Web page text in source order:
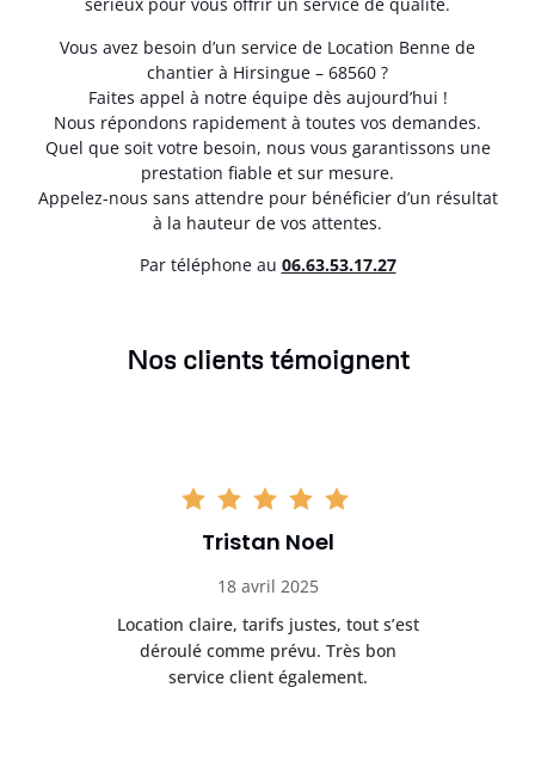
sérieux pour vous offrir un service de qualité.
Vous avez besoin d’un service de Location Benne de
chantier à Hirsingue – 68560 ?
Faites appel à notre équipe dès aujourd’hui !
Nous répondons rapidement à toutes vos demandes.
Quel que soit votre besoin, nous vous garantissons une
prestation fiable et sur mesure.
Appelez-nous sans attendre pour bénéficier d’un résultat
à la hauteur de vos attentes.
Par téléphone au 06.63.53.17.27
Nos clients témoignent
Tristan Noel
18 avril 2025
Location claire, tarifs justes, tout s’est
déroulé comme prévu. Très bon
service client également.